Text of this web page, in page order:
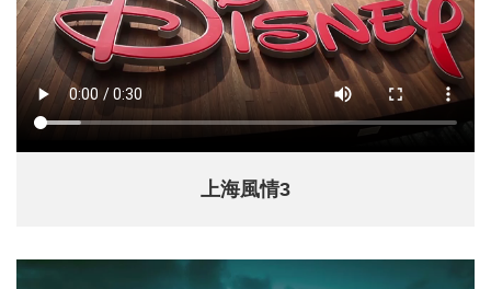
上海風情3